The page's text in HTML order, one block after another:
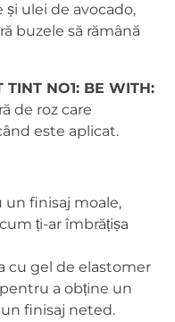
ulei de avocado,
buzele să rămână
TINT NO1: BE WITH:
de roz care
este aplicat.
un finisaj moale,
ți-ar îmbrățișa
cu gel de elastomer
a obține un
finisaj neted.